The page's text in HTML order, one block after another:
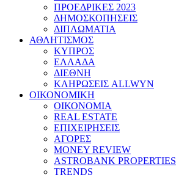
ΠΡΟΕΔΡΙΚΕΣ 2023
ΔΗΜΟΣΚΟΠΗΣΕΙΣ
ΔΙΠΛΩΜΑΤΙΑ
ΑΘΛΗΤΙΣΜΟΣ
ΚΥΠΡΟΣ
ΕΛΛΑΔΑ
ΔΙΕΘΝΗ
ΚΛΗΡΩΣΕΙΣ ALLWYN
ΟΙΚΟΝΟΜΙΚΗ
ΟΙΚΟΝΟΜΙΑ
REAL ESTATE
ΕΠΙΧΕΙΡΗΣΕΙΣ
ΑΓΟΡΕΣ
MONEY REVIEW
ASTROBANK PROPERTIES
TRENDS